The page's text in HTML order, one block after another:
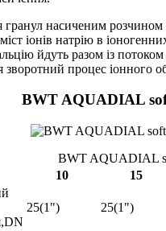
насиченим розчином
іонів натрію в
йдуть разом із потоком
зворотний процес іонного
BWT AQUADIAL
BWT AQUADIAL
10 15
25(1") 25(1")